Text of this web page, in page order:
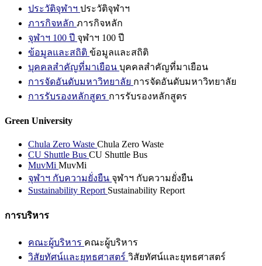
ประวัติจุฬาฯ ประวัติจุฬาฯ
ภารกิจหลัก ภารกิจหลัก
จุฬาฯ 100 ปี จุฬาฯ 100 ปี
ข้อมูลและสถิติ ข้อมูลและสถิติ
บุคคลสำคัญที่มาเยือน บุคคลสำคัญที่มาเยือน
การจัดอันดับมหาวิทยาลัย การจัดอันดับมหาวิทยาลัย
การรับรองหลักสูตร การรับรองหลักสูตร
Green University
Chula Zero Waste Chula Zero Waste
CU Shuttle Bus CU Shuttle Bus
MuvMi MuvMi
จุฬาฯ กับความยั่งยืน จุฬาฯ กับความยั่งยืน
Sustainability Report Sustainability Report
การบริหาร
คณะผู้บริหาร คณะผู้บริหาร
วิสัยทัศน์และยุทธศาสตร์ วิสัยทัศน์และยุทธศาสตร์